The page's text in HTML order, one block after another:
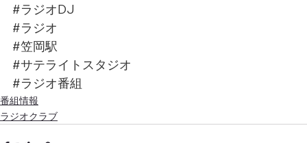
#ラジオDJ
#ラジオ
#笠岡駅
#サテライトスタジオ
#ラジオ番組
番組情報
ラジオクラブ